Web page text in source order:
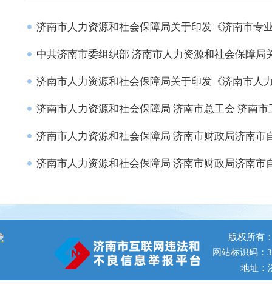
济南市人力资源和社会保障局关于印发《济南市专
中共济南市委组织部 济南市人力资源和社会保障
济南市人力资源和社会保障局关于印发《济南市人
济南市人力资源和社会保障局 济南市总工会 济南
济南市人力资源和社会保障局 济南市财政局济南
济南市人力资源和社会保障局 济南市财政局 ​济南
版权所有
网站标识码：
地址：